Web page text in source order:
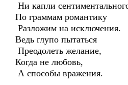
Ни капли
По граммам романтику
Разложим на исключения.
Ведь глупо пытаться
Преодолеть желание,
Когда не любовь,
А способы вражения.